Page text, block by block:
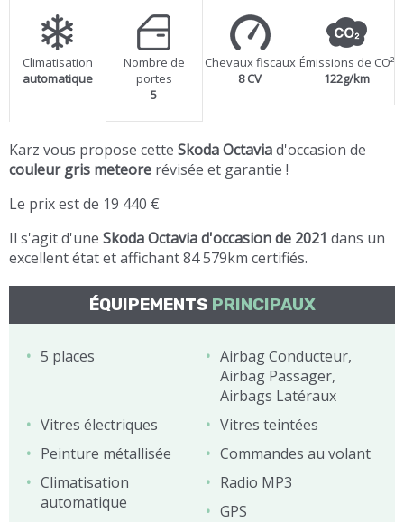
Climatisation
automatique
Nombre de
portes
5
Chevaux fiscaux
8 CV
Émissions de CO²
122g/km
Karz vous propose cette Skoda Octaviad'occasion de
couleur gris meteore révisée et garantie !
Le prix est de 19 440 €
Il s'agit d'une Skoda Octavia d'occasion de 2021 dans un
excellent état et affichant 84 579km certifiés.
ÉQUIPEMENTS PRINCIPAUX
5 places
Airbag Conducteur,
Airbag Passager,
Airbags Latéraux
Vitres électriques
Vitres teintées
Peinture métallisée
Commandes au volant
Climatisation
automatique
Radio MP3
GPS